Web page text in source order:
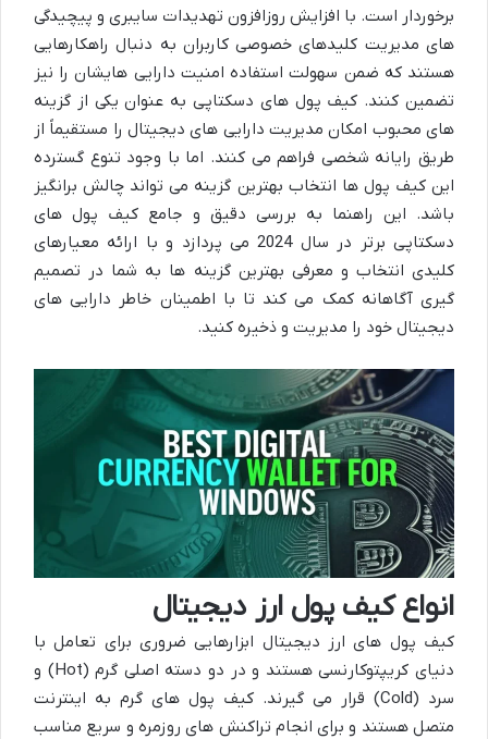
برخوردار است. با افزایش روزافزون تهدیدات سایبری و پیچیدگی
های مدیریت کلیدهای خصوصی کاربران به دنبال راهکارهایی
هستند که ضمن سهولت استفاده امنیت دارایی هایشان را نیز
تضمین کنند. کیف پول های دسکتاپی به عنوان یکی از گزینه
های محبوب امکان مدیریت دارایی های دیجیتال را مستقیماً از
طریق رایانه شخصی فراهم می کنند. اما با وجود تنوع گسترده
این کیف پول ها انتخاب بهترین گزینه می تواند چالش برانگیز
باشد. این راهنما به بررسی دقیق و جامع کیف پول های
دسکتاپی برتر در سال 2024 می پردازد و با ارائه معیارهای
کلیدی انتخاب و معرفی بهترین گزینه ها به شما در تصمیم
گیری آگاهانه کمک می کند تا با اطمینان خاطر دارایی های
دیجیتال خود را مدیریت و ذخیره کنید.
انواع کیف پول ارز دیجیتال
کیف پول های ارز دیجیتال ابزارهایی ضروری برای تعامل با
دنیای کریپتوکارنسی هستند و در دو دسته اصلی گرم (Hot) و
سرد (Cold) قرار می گیرند. کیف پول های گرم به اینترنت
متصل هستند و برای انجام تراکنش های روزمره و سریع مناسب